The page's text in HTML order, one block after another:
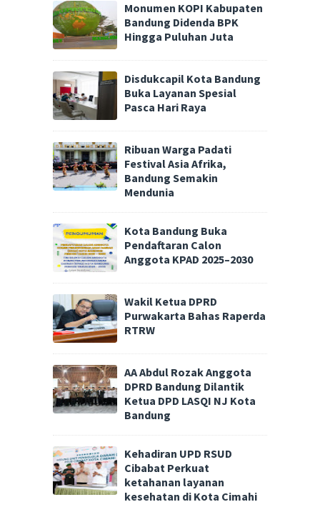
Monumen KOPI Kabupaten
Bandung Didenda BPK
Hingga Puluhan Juta
Disdukcapil Kota Bandung
Buka Layanan Spesial
Pasca Hari Raya
Ribuan Warga Padati
Festival Asia Afrika,
Bandung Semakin
Mendunia
Kota Bandung Buka
Pendaftaran Calon
Anggota KPAD 2025–2030
Wakil Ketua DPRD
Purwakarta Bahas Raperda
RTRW
AA Abdul Rozak Anggota
DPRD Bandung Dilantik
Ketua DPD LASQI NJ Kota
Bandung
Kehadiran UPD RSUD
Cibabat Perkuat
ketahanan layanan
kesehatan di Kota Cimahi